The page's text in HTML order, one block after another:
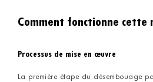
Comment fonctionne cette
Processus de mise en œuvre
La première étape du désembouage